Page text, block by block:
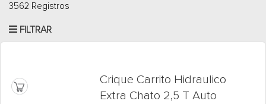
3562 Registros
FILTRAR
Crique Carrito Hidraulico
Extra Chato 2,5 T Auto